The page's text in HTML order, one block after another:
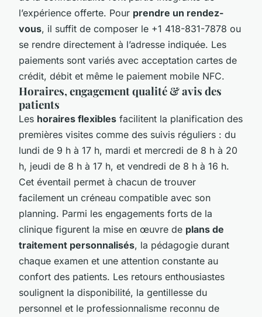
l’expérience offerte. Pour prendre un rendez-
vous, il suffit de composer le +1 418-831-7878 ou
se rendre directement à l’adresse indiquée. Les
paiements sont variés avec acceptation cartes de
crédit, débit et même le paiement mobile NFC.
Horaires, engagement qualité & avis des
patients
Les horaires flexibles facilitent la planification des
premières visites comme des suivis réguliers : du
lundi de 9 h à 17 h, mardi et mercredi de 8 h à 20
h, jeudi de 8 h à 17 h, et vendredi de 8 h à 16 h.
Cet éventail permet à chacun de trouver
facilement un créneau compatible avec son
planning. Parmi les engagements forts de la
clinique figurent la mise en œuvre de plans de
traitement personnalisés, la pédagogie durant
chaque examen et une attention constante au
confort des patients. Les retours enthousiastes
soulignent la disponibilité, la gentillesse du
personnel et le professionnalisme reconnu de